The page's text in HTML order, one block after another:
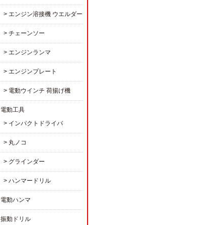
エンジン溶接機 ウエルダー
チェーンソー
エンジンランマ
エンジンプレート
電動ウインチ 荷揚げ機
電動工具
インパクトドライバ
丸ノコ
グラインダー
ハンマードリル
電動ハンマ
振動ドリル